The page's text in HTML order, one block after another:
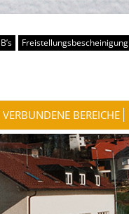
Freistellungsbescheinigung
VERBUNDENE BEREICHE
WASSERKRAFTWERKE
WOHNUNGSVERMIETUNG